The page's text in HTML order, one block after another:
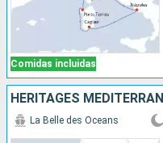
Comidas incluidas
La Belle des Oceans